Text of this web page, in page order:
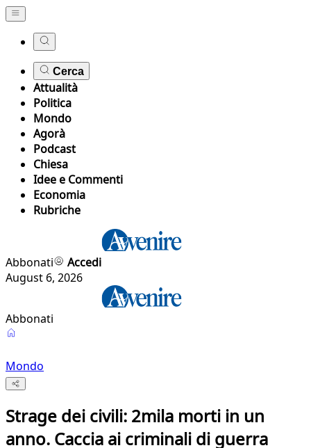
Cerca
Attualità
Politica
Mondo
Agorà
Podcast
Chiesa
Idee e Commenti
Economia
Rubriche
Abbonati
Accedi
August 6, 2026
Abbonati
Mondo
Strage dei civili: 2mila morti in un
anno. Caccia ai criminali di guerra